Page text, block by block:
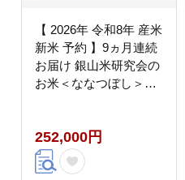
【 2026年 令和8年 産米
新米 予約 】9ヵ月連続
お届け 銀山米研究会の
お米＜ななつぼし＞
ンド米 おにぎり お弁当
北海道産 産地直送 時短
ごはん [株式会社 松原
252,000円